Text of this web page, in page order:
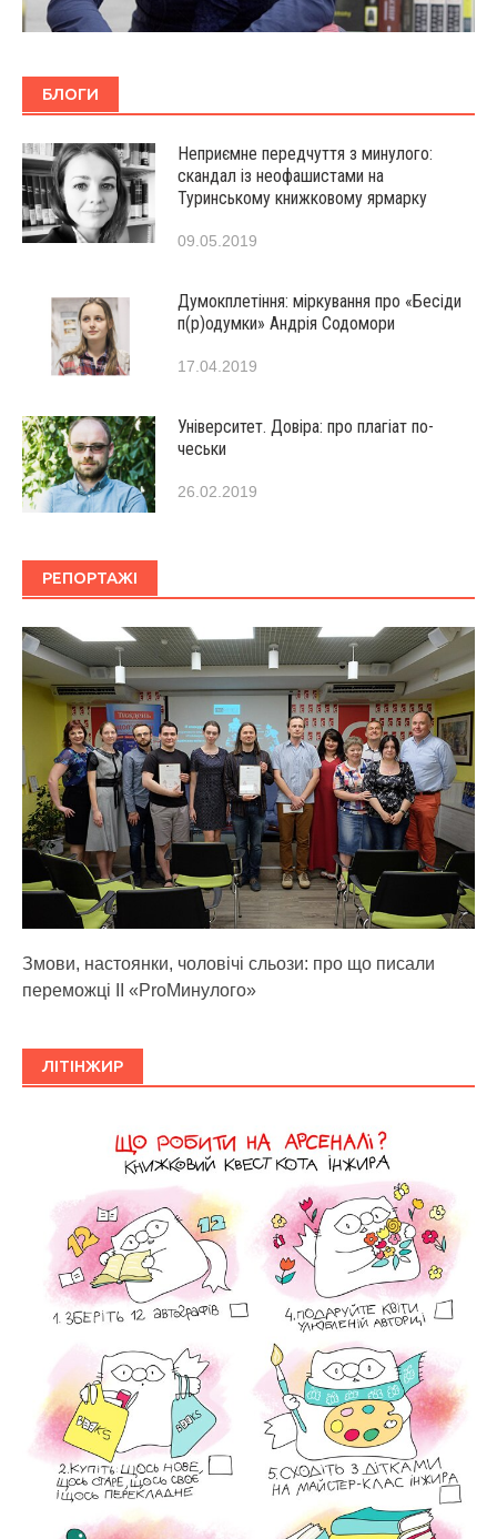
БЛОГИ
Неприємне передчуття з минулого:
скандал із неофашистами на
Туринському книжковому ярмарку
09.05.2019
Думокплетіння: міркування про «Бесіди
п(р)одумки» Андрія Содомори
17.04.2019
Університет. Довіра: про плагіат по-
чеськи
26.02.2019
РЕПОРТАЖІ
Змови, настоянки, чоловічі сльози: про що писали
переможці ІІ «ProМинулого»
ЛІТІНЖИР